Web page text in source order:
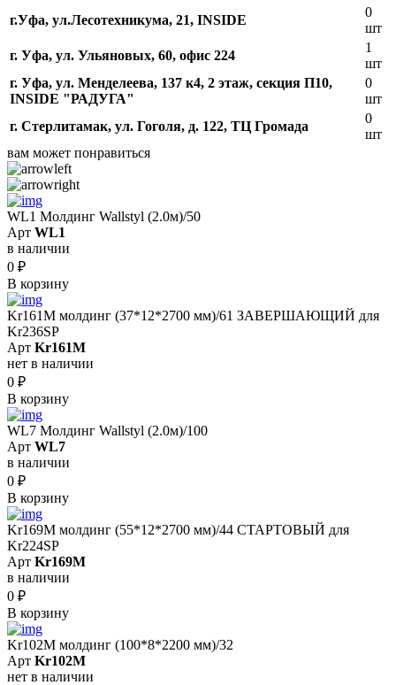
г.Уфа, ​ул.Лесотехникума, 21, INSIDE
0
шт
г. Уфа, ул. Ульяновых, 60, офис 224
1
шт
г. Уфа, ул. Менделеева, 137 к4, ​2 этаж, секция П10,
INSIDE "РАДУГА"
0
шт
г. Стерлитамак, ул. Гоголя, д. 122, ТЦ Громада
0
шт
вам может понравиться
WL1 Молдинг Wallstyl (2.0м)/50
Арт WL1
в наличии
0 ₽
В корзину
Kr161M молдинг (37*12*2700 мм)/61 ЗАВЕРШАЮЩИЙ для
Kr236SP
Арт Kr161M
нет в наличии
0 ₽
В корзину
WL7 Молдинг Wallstyl (2.0м)/100
Арт WL7
в наличии
0 ₽
В корзину
Kr169M молдинг (55*12*2700 мм)/44 СТАРТОВЫЙ для
Kr224SP
Арт Kr169M
в наличии
0 ₽
В корзину
Kr102M молдинг (100*8*2200 мм)/32
Арт Kr102M
нет в наличии